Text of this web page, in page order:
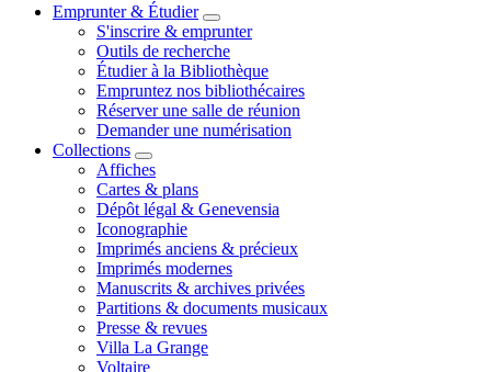
Emprunter & Étudier
S'inscrire & emprunter
Outils de recherche
Étudier à la Bibliothèque
Empruntez nos bibliothécaires
Réserver une salle de réunion
Demander une numérisation
Collections
Affiches
Cartes & plans
Dépôt légal & Genevensia
Iconographie
Imprimés anciens & précieux
Imprimés modernes
Manuscrits & archives privées
Partitions & documents musicaux
Presse & revues
Villa La Grange
Voltaire